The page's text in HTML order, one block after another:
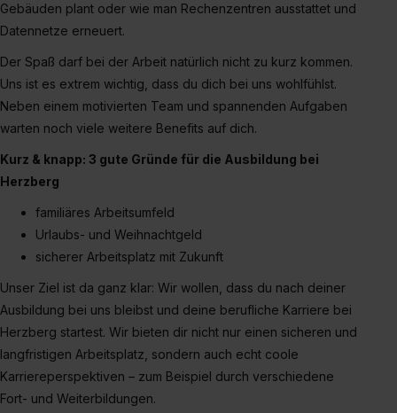
zur Übermittlung deiner Daten in die USA (Art. 49 Abs. 1
angemessenes Datenschutzniveau (EuGH – Schrems
II). Du kannst die von dir erteilte Einwilligung jederzeit mit
Wirkung für die Zukunft ganz oder teilweise über unsere
Datenschutzerklärung unter dem Punkt „Datenschutz-
Einstellungen“ widerrufen. Weitere Informationen zu den
zeigen“. Weitere Informationen:
Impressum .
Gebäuden plant oder wie man Rechenzentren ausstattet und
Datennetze erneuert.
Der Spaß darf bei der Arbeit natürlich nicht zu kurz kommen.
Uns ist es extrem wichtig, dass du dich bei uns wohlfühlst.
Neben einem motivierten Team und spannenden Aufgaben
warten noch viele weitere Benefits auf dich.
Kurz & knapp: 3 gute Gründe für die Ausbildung bei
Herzberg
familiäres Arbeitsumfeld
Urlaubs- und Weihnachtgeld
sicherer Arbeitsplatz mit Zukunft
Unser Ziel ist da ganz klar: Wir wollen, dass du nach deiner
Ausbildung bei uns bleibst und deine berufliche Karriere bei
Herzberg startest. Wir bieten dir nicht nur einen sicheren und
langfristigen Arbeitsplatz, sondern auch echt coole
Karriereperspektiven – zum Beispiel durch verschiedene
Fort- und Weiterbildungen.